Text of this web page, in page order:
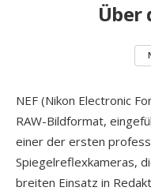
Über
NEF (Nikon Electronic
RAW-Bildformat,
einer der ersten
Spiegelreflexkameras,
breiten Einsatz in